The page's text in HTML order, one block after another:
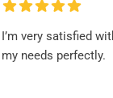
I’m very satisfied
my needs perfectly.